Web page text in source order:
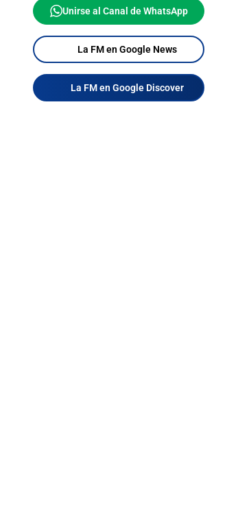
Unirse al Canal de WhatsApp
La FM en Google News
La FM en Google Discover